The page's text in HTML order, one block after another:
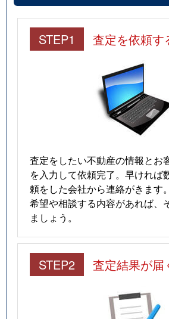
STEP1 査定を依頼す
査定をしたい不動産の情報とお
を入力して依頼完了。早ければ
頼をした会社から連絡がきます。
希望や相談する内容があれば、
ましょう。
STEP2 査定結果が届